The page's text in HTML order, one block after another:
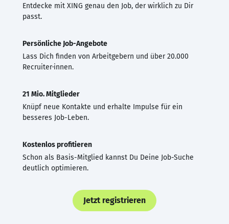
Entdecke mit XING genau den Job, der wirklich zu Dir
passt.
Persönliche Job-Angebote
Lass Dich finden von Arbeitgebern und über 20.000
Recruiter·innen.
21 Mio. Mitglieder
Knüpf neue Kontakte und erhalte Impulse für ein
besseres Job-Leben.
Kostenlos profitieren
Schon als Basis-Mitglied kannst Du Deine Job-Suche
deutlich optimieren.
Jetzt registrieren